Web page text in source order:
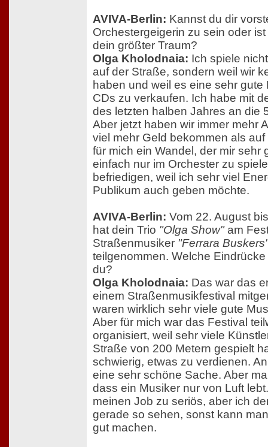
AVIVA-Berlin: Kannst du dir
Orchestergeigerin zu sein oder
dein größter Traum?
Olga Kholodnaia: Ich spiele
auf der Straße, sondern weil wir
haben und weil es eine sehr gute
CDs zu verkaufen. Ich habe mit
des letzten halben Jahres an die
Aber jetzt haben wir immer mehr
viel mehr Geld bekommen als
für mich ein Wandel, der mir sehr
einfach nur im Orchester zu
befriedigen, weil ich sehr viel
Publikum auch geben möchte.
AVIVA-Berlin: Vom 22. August
hat dein Trio "Olga Show"am
Straßenmusiker "Ferrara
teilgenommen. Welche
du?
Olga Kholodnaia: Das war das
einem Straßenmusikfestival
waren wirklich sehr viele gute
Aber für mich war das Festival
organisiert, weil sehr viele
Straße von 200 Metern gespielt
schwierig, etwas zu verdienen.
eine sehr schöne Sache. Aber
dass ein Musiker nur von Luft
meinen Job zu seriös, aber ich
gerade so sehen, sonst kann
gut machen.